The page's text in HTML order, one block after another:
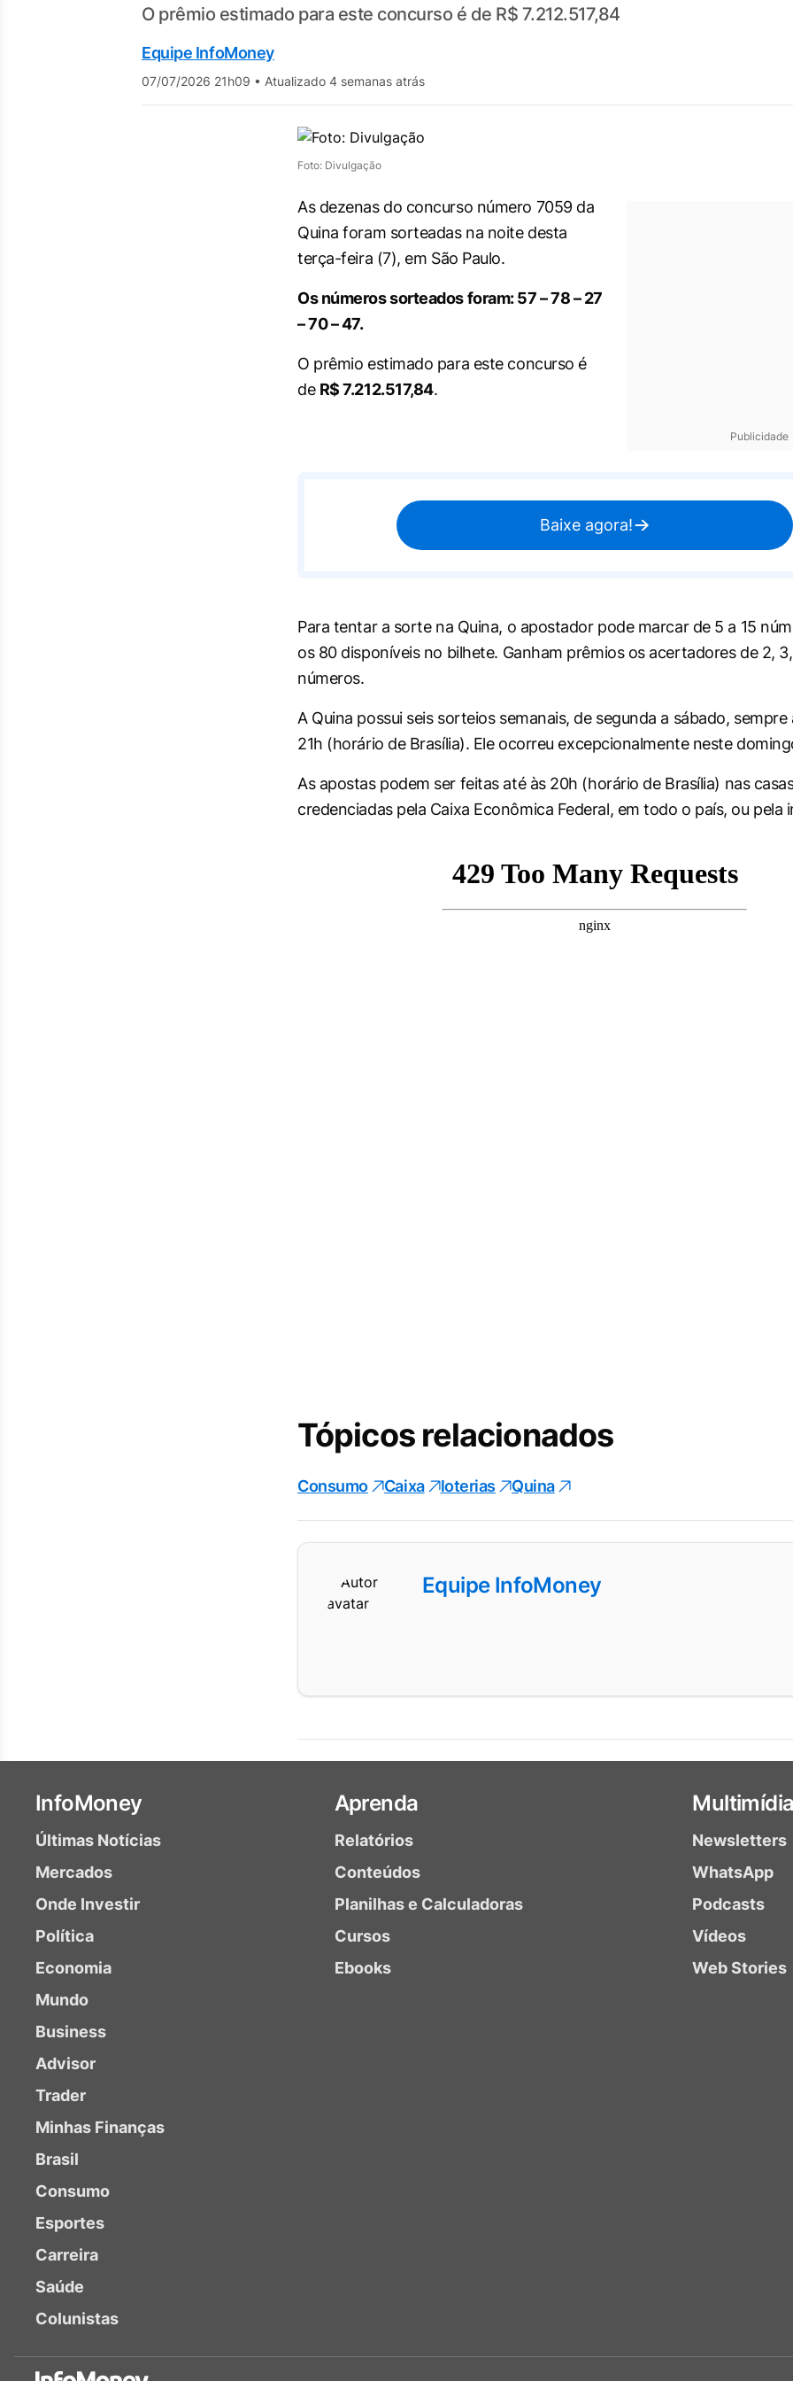
O prêmio estimado para este concurso é de R$ 7.212.517,84
Equipe InfoMoney
07/07/2026 21h09 • Atualizado 4 semanas atrás
Foto: Divulgação
Publicidade
As dezenas do concurso número 7059 da
Quina foram sorteadas na noite desta
terça-feira (7), em São Paulo.
Os números sorteados foram: 57 – 78 – 27
– 70 – 47.
O prêmio estimado para este concurso é
de R$ 7.212.517,84.
Baixe agora!
Para tentar a sorte na Quina, o apostador pode marcar de 5 a 15
os 80 disponíveis no bilhete. Ganham prêmios os acertadores de 2,
números.
A Quina possui seis sorteios semanais, de segunda a sábado,
21h (horário de Brasília). Ele ocorreu excepcionalmente neste
As apostas podem ser feitas até às 20h (horário de Brasília) nas
credenciadas pela Caixa Econômica Federal, em todo o país, ou pela
Tópicos relacionados
Consumo Caixa loterias Quina
Equipe InfoMoney
InfoMoney
Últimas Notícias
Mercados
Onde Investir
Política
Economia
Mundo
Business
Advisor
Trader
Minhas Finanças
Brasil
Consumo
Esportes
Carreira
Saúde
Colunistas
Aprenda
Relatórios
Conteúdos
Planilhas e Calculadoras
Cursos
Ebooks
Multimídia
Newsletters
WhatsApp
Podcasts
Vídeos
Web Stories